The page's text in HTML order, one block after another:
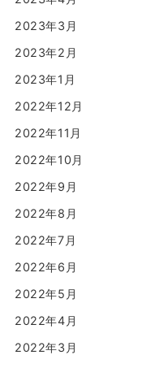
2023年3月
2023年2月
2023年1月
2022年12月
2022年11月
2022年10月
2022年9月
2022年8月
2022年7月
2022年6月
2022年5月
2022年4月
2022年3月